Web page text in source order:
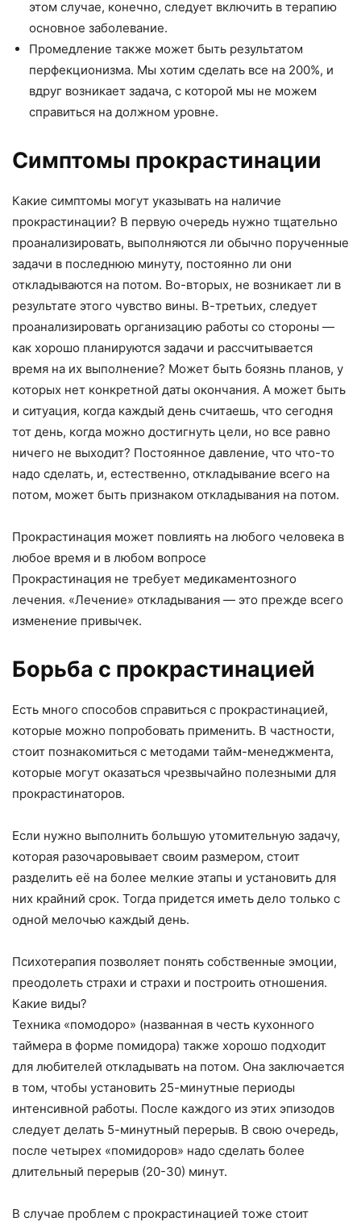
этом случае, конечно, следует включить в терапию
основное заболевание.
Промедление также может быть результатом
перфекционизма. Мы хотим сделать все на 200%, и
вдруг возникает задача, с которой мы не можем
справиться на должном уровне.
Симптомы прокрастинации
Какие симптомы могут указывать на наличие
прокрастинации? В первую очередь нужно тщательно
проанализировать, выполняются ли обычно порученные
задачи в последнюю минуту, постоянно ли они
откладываются на потом. Во-вторых, не возникает ли в
результате этого чувство вины. В-третьих, следует
проанализировать организацию работы со стороны —
как хорошо планируются задачи и рассчитывается
время на их выполнение? Может быть боязнь планов, у
которых нет конкретной даты окончания. А может быть
и ситуация, когда каждый день считаешь, что сегодня
тот день, когда можно достигнуть цели, но все равно
ничего не выходит? Постоянное давление, что что-то
надо сделать, и, естественно, откладывание всего на
потом, может быть признаком откладывания на потом.
Прокрастинация может повлиять на любого человека в
любое время и в любом вопросе
Прокрастинация не требует медикаментозного
лечения. «Лечение» откладывания — это прежде всего
изменение привычек.
Борьба с прокрастинацией
Есть много способов справиться с прокрастинацией,
которые можно попробовать применить. В частности,
стоит познакомиться с методами тайм-менеджмента,
которые могут оказаться чрезвычайно полезными для
прокрастинаторов.
Если нужно выполнить большую утомительную задачу,
которая разочаровывает своим размером, стоит
разделить её на более мелкие этапы и установить для
них крайний срок. Тогда придется иметь дело только с
одной мелочью каждый день.
Психотерапия позволяет понять собственные эмоции,
преодолеть страхи и страхи и построить отношения.
Какие виды?
Техника «помодоро» (названная в честь кухонного
таймера в форме помидора) также хорошо подходит
для любителей откладывать на потом. Она заключается
в том, чтобы установить 25-минутные периоды
интенсивной работы. После каждого из этих эпизодов
следует делать 5-минутный перерыв. В свою очередь,
после четырех «помидоров» надо сделать более
длительный перерыв (20-30) минут.
В случае проблем с прокрастинацией тоже стоит